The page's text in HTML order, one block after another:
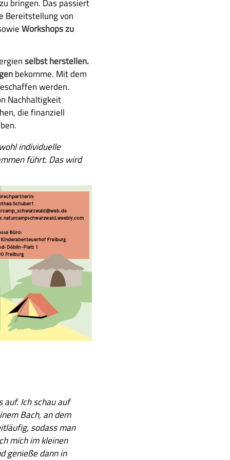
bringen. Das passiert
Bereitstellung von
Workshops zu
selbst herstellen.
bekomme. Mit dem
werden.
Nachhaltigkeit
die finanziell
individuelle
führt. Das wird
auf. Ichschau auf
Bach, an dem
sodass man
mich im kleinen
genieße dann in